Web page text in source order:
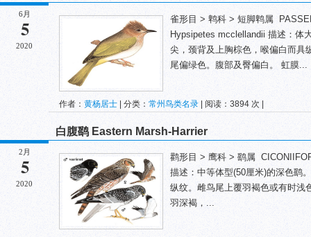
6月
5
2020
雀形目 > 鹎科 > 短脚鹎属
Hypsipetes mcclellandii 描述：体
尖，颈背及上胸棕色，喉偏白而具
尾偏绿色。腹部及臀偏白。 虹膜...
作者： 黄杨居士 | 分类： 常州鸟类名录 | 阅读：3894 次 |
2月
5
2020
白腹鹞 Eastern Marsh-Harrier
鹳形目 > 鹰科 > 鹞属
描述：中等体型(50厘米)的深色鹞
纵纹。雌鸟尾上覆羽褐色或有时浅
羽深褐，...